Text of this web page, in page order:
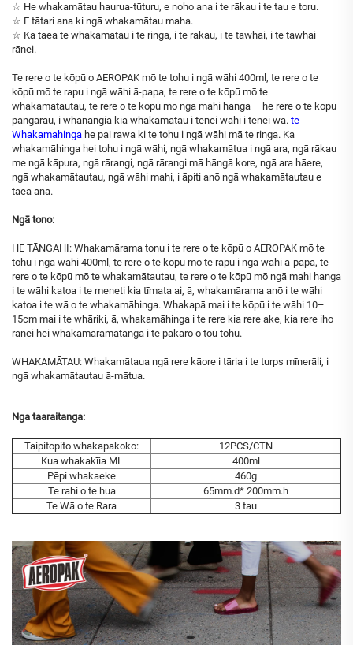
☆ He whakamātau haurua-tūturu, e noho ana i te rākau i te tau e toru.
☆ E tātari ana ki ngā whakamātau maha.
☆ Ka taea te whakamātau i te ringa, i te rākau, i te tāwhai, i te tāwhai
rānei.
Te rere o te kōpū o AEROPAK mō te tohu i ngā wāhi 400ml, te rere o te
kōpū mō te rapu i ngā wāhi ā-papa, te rere o te kōpū mō te
whakamātautau, te rere o te kōpū mō ngā mahi hanga – he rere o te kōpū
pāngarau, i whanangia kia whakamātau i tēnei wāhi i tēnei wā. te
Whakamahinga he pai rawa ki te tohu i ngā wāhi mā te ringa. Ka
whakamāhinga hei tohu i ngā wāhi, ngā whakamātua i ngā ara, ngā rākau
me ngā kāpura, ngā rārangi, ngā rārangi mā hāngā kore, ngā ara hāere,
ngā whakamātautau, ngā wāhi mahi, i āpiti anō ngā whakamātautau e
taea ana.
Ngā tono:
HE TĀNGAHI: Whakamārama tonu i te rere o te kōpū o AEROPAK mō te
tohu i ngā wāhi 400ml, te rere o te kōpū mō te rapu i ngā wāhi ā-papa, te
rere o te kōpū mō te whakamātautau, te rere o te kōpū mō ngā mahi hanga
i te wāhi katoa i te meneti kia tīmata ai, ā, whakamārama anō i te wāhi
katoa i te wā o te whakamāhinga. Whakapā mai i te kōpū i te wāhi 10–
15cm mai i te whāriki, ā, whakamāhinga i te rere kia rere ake, kia rere iho
rānei hei whakamāramatanga i te pākaro o tōu tohu.
WHAKAMĀTAU: Whakamātaua ngā rere kāore i tāria i te turps mīnerāli, i
ngā whakamātautau ā-mātua.
Nga taaraitanga:
Taipitopito whakapakoko:
12PCS/CTN
Kua whakakīia ML
400ml
Pēpi whakaeke
460g
Te rahi o te hua
65mm.d* 200mm.h
Te Wā o te Rara
3 tau